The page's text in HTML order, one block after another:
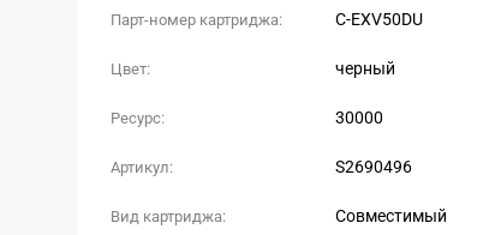
Парт-номер картриджа: C-EXV50DU
Цвет: черный
Ресурс: 30000
Артикул: S2690496
Вид картриджа: Совместимый